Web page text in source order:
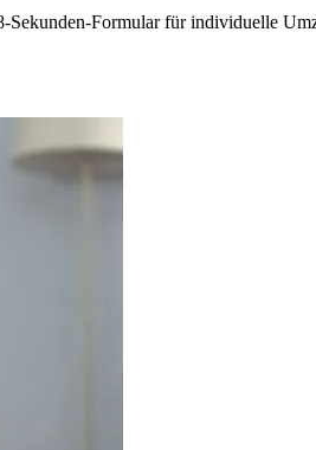
Formular für individuelle